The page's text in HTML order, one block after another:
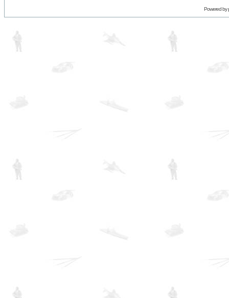
Powered by